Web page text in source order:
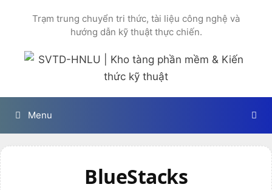
Trạm trung chuyển tri thức, tài liệu công nghệ và
hướng dẫn kỹ thuật thực chiến.
Menu
BlueStacks